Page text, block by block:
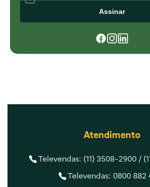
Assinar
Atendimento
Televendas: (11) 3508-2900 /
Televendas: 0800 882